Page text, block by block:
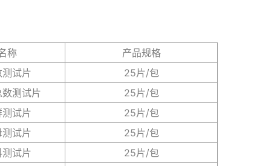
称
产品规格
试片
25片/包
测试片
25片/包
试片
25片/包
试片
25片/包
试片
25片/包